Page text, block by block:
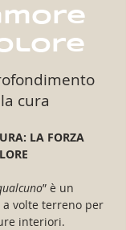
cura
LA FORZA
” è un
volte terreno per
interiori.